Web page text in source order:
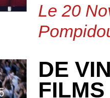
Le 20
DE